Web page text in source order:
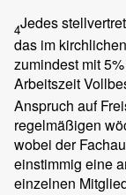
4Jedes
das im
zumindest mit
Arbeitszeit
Anspruch auf
regelmäßigen
wobei der
einstimmig eine
einzelnen